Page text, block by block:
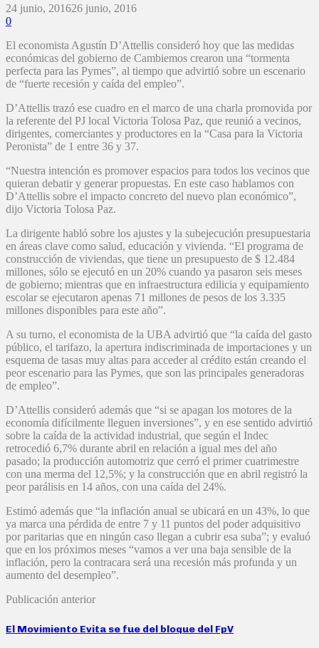
24 junio, 201626 junio, 2016
0
El economista Agustín D’Attellis consideró hoy que las medidas
económicas del gobierno de Cambiemos crearon una “tormenta
perfecta para las Pymes”, al tiempo que advirtió sobre un escenario
de “fuerte recesión y caída del empleo”.
D’Attellis trazó ese cuadro en el marco de una charla promovida por
la referente del PJ local Victoria Tolosa Paz, que reunió a vecinos,
dirigentes, comerciantes y productores en la “Casa para la Victoria
Peronista” de 1 entre 36 y 37.
“Nuestra intención es promover espacios para todos los vecinos que
quieran debatir y generar propuestas. En este caso hablamos con
D’Attellis sobre el impacto concreto del nuevo plan económico”,
dijo Victoria Tolosa Paz.
La dirigente habló sobre los ajustes y la subejecución presupuestaria
en áreas clave como salud, educación y vivienda. “El programa de
construcción de viviendas, que tiene un presupuesto de $ 12.484
millones, sólo se ejecutó en un 20% cuando ya pasaron seis meses
de gobierno; mientras que en infraestructura edilicia y equipamiento
escolar se ejecutaron apenas 71 millones de pesos de los 3.335
millones disponibles para este año”.
A su turno, el economista de la UBA advirtió que “la caída del gasto
público, el tarifazo, la apertura indiscriminada de importaciones y un
esquema de tasas muy altas para acceder al crédito están creando el
peor escenario para las Pymes, que son las principales generadoras
de empleo”.
D’Attellis consideró además que “si se apagan los motores de la
economía difícilmente lleguen inversiones”, y en ese sentido advirtió
sobre la caída de la actividad industrial, que según el Indec
retrocedió 6,7% durante abril en relación a igual mes del año
pasado; la producción automotriz que cerró el primer cuatrimestre
con una merma del 12,5%; y la construcción que en abril registró la
peor parálisis en 14 años, con una caída del 24%.
Estimó además que “la inflación anual se ubicará en un 43%, lo que
ya marca una pérdida de entre 7 y 11 puntos del poder adquisitivo
por paritarias que en ningún caso llegan a cubrir esa suba”; y evaluó
que en los próximos meses “vamos a ver una baja sensible de la
inflación, pero la contracara será una recesión más profunda y un
aumento del desempleo”.
Publicación anterior
El Movimiento Evita se fue del bloque del FpV